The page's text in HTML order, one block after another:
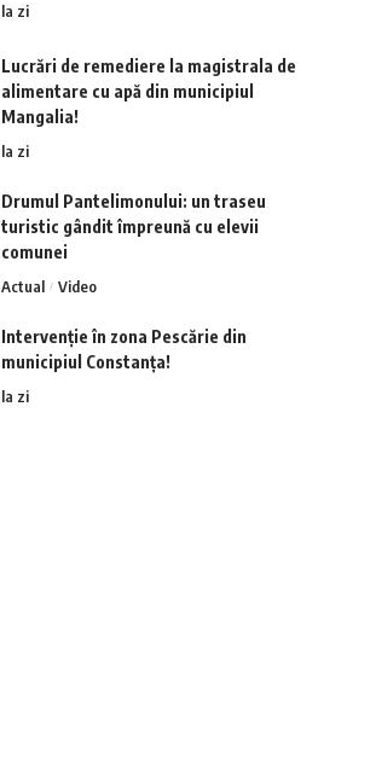
la zi
Lucrări de remediere la magistrala de
alimentare cu apă din municipiul
Mangalia!
la zi
Drumul Pantelimonului: un traseu
turistic gândit împreună cu elevii
comunei
Actual Video
Intervenție în zona Pescărie din
municipiul Constanța!
la zi